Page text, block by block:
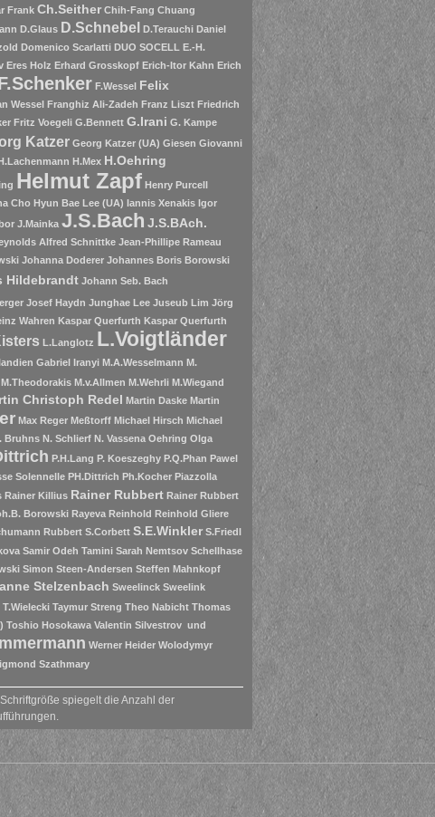
Frank Ch.Seither Chih-Fang Chuang
D.Glaus D.Schnebel D.Terauchi Daniel
Domenico Scarlatti DUO SOCELL E.-H.
Eres Holz Erhard Grosskopf Erich-Itor Kahn Erich
F.Wessel
Felix
Wessel Franghiz Ali-Zadeh Franz Liszt Friedrich
Fritz Voegeli G.Bennett G.Irani G. Kampe
Katzer Georg Katzer (UA) Giesen Giovanni
H.Lachenmann H.Mex H.Oehring
Helmut Zapf Henry Purcell
Cho Hyun Bae Lee (UA) Iannis Xenakis Igor
J.Mainka J.S.Bach J.S.BAch.
Alfred Schnittke Jean-Phillipe Rameau
Johanna Doderer Johannes Boris Borowski
Hildebrandt Johann Seb. Bach
Josef Haydn Junghae Lee Juseub Lim Jörg
Wahren Kaspar Querfurth Kaspar Querfurth
L.Langlotz L.Voigtländer
Gabriel Iranyi M.A.Wesselmann M.
M.Theodorakis M.v.Allmen M.Wehrli M.Wiegand
Christoph Redel Martin Daske Martin
Max Reger Meßtorff Michael Hirsch Michael
Bruhns N. Schlierf N. Vassena Oehring Olga
P.H.Lang P. Koeszeghy P.Q.Phan Pawel
Solennelle PH.Dittrich Ph.Kocher Piazzolla
Rainer Killius Rainer Rubbert Rainer Rubbert
Borowski Rayeva Reinhold Reinhold Gliere
Rubbert S.Corbett S.E.Winkler S.Friedl
Samir Odeh Tamini Sarah Nemtsov Schellhase
Simon Steen-Andersen Steffen Mahnkopf
Stelzenbach Sweelinck Sweelink
T.Wielecki Taymur Streng Theo Nabicht Thomas
Toshio Hosokawa Valentin Silvestrov und
Werner Heider Wolodymyr
Szathmary
spiegelt die Anzahl der